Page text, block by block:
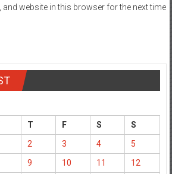
and website in this browser for the next time
T F S
S
2 3 4
5
9 10 11
12